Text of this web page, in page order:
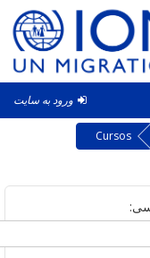
ورود به سایت